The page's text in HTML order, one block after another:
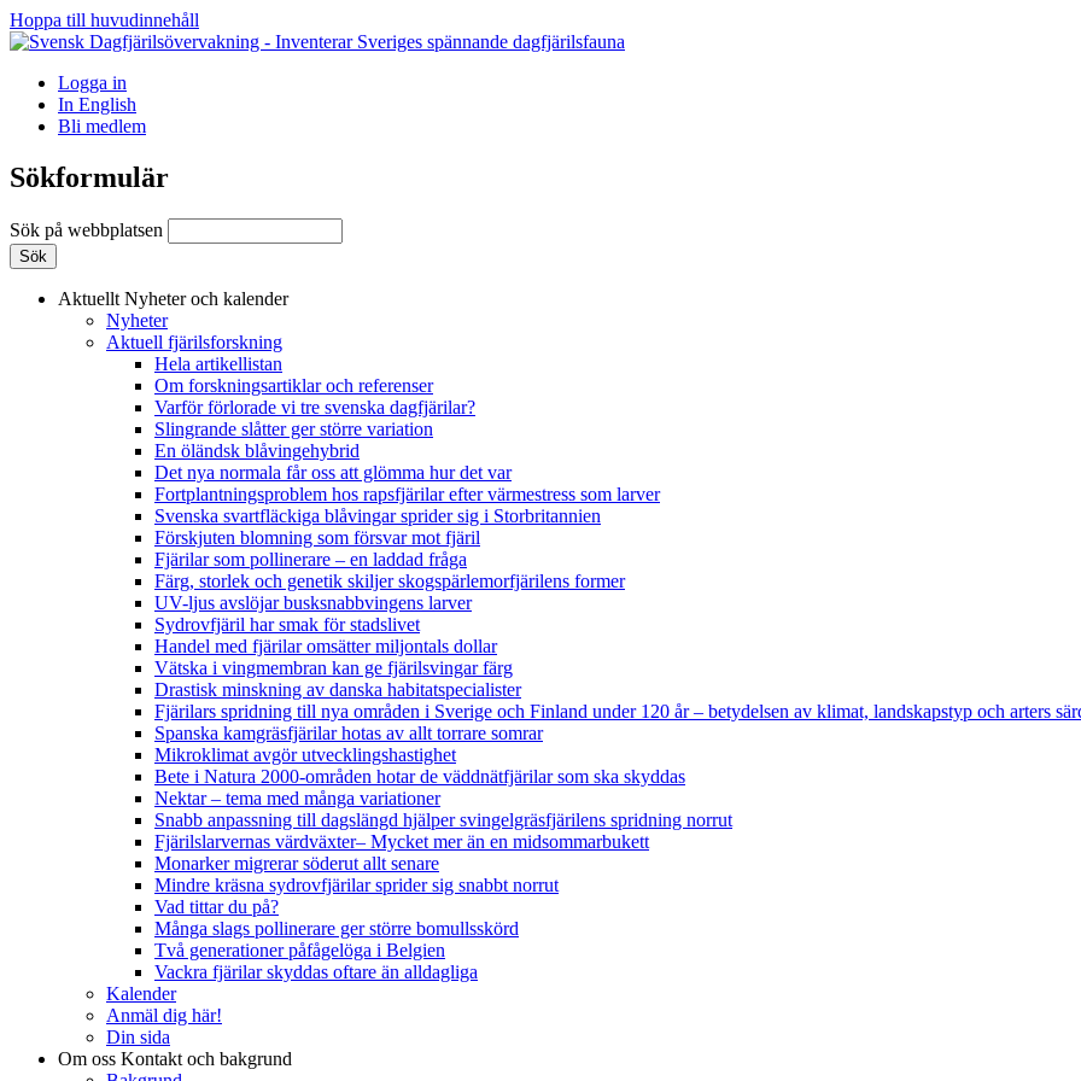
Hoppa till huvudinnehåll
Logga in
In English
Bli medlem
Sökformulär
Sök på webbplatsen
Aktuellt Nyheter och kalender
Nyheter
Aktuell fjärilsforskning
Hela artikellistan
Om forskningsartiklar och referenser
Varför förlorade vi tre svenska dagfjärilar?
Slingrande slåtter ger större variation
En öländsk blåvingehybrid
Det nya normala får oss att glömma hur det var
Fortplantningsproblem hos rapsfjärilar efter värmestress som larver
Svenska svartfläckiga blåvingar sprider sig i Storbritannien
Förskjuten blomning som försvar mot fjäril
Fjärilar som pollinerare – en laddad fråga
Färg, storlek och genetik skiljer skogspärlemorfjärilens former
UV-ljus avslöjar busksnabbvingens larver
Sydrovfjäril har smak för stadslivet
Handel med fjärilar omsätter miljontals dollar
Vätska i vingmembran kan ge fjärilsvingar färg
Drastisk minskning av danska habitatspecialister
Fjärilars spridning till nya områden i Sverige och Finland under 120 år– betydelsen av klimat, landskapstyp och arters
Spanska kamgräsfjärilar hotas av allt torrare somrar
Mikroklimat avgör utvecklingshastighet
Bete i Natura 2000-områden hotar de väddnätfjärilar som ska skyddas
Nektar – tema med många variationer
Snabb anpassning till dagslängd hjälper svingelgräsfjärilens spridning norrut
Fjärilslarvernas värdväxter– Mycket mer än en midsommarbukett
Monarker migrerar söderut allt senare
Mindre kräsna sydrovfjärilar sprider sig snabbt norrut
Vad tittar du på?
Många slags pollinerare ger större bomullsskörd
Två generationer påfågelöga i Belgien
Vackra fjärilar skyddas oftare än alldagliga
Kalender
Anmäl dig här!
Din sida
Om oss Kontakt och bakgrund